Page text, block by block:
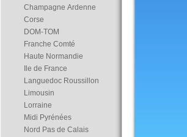
Champagne Ardenne
Corse
DOM-TOM
Franche Comté
Haute Normandie
Ile de France
Languedoc Roussillon
Limousin
Lorraine
Midi Pyrénées
Nord Pas de Calais